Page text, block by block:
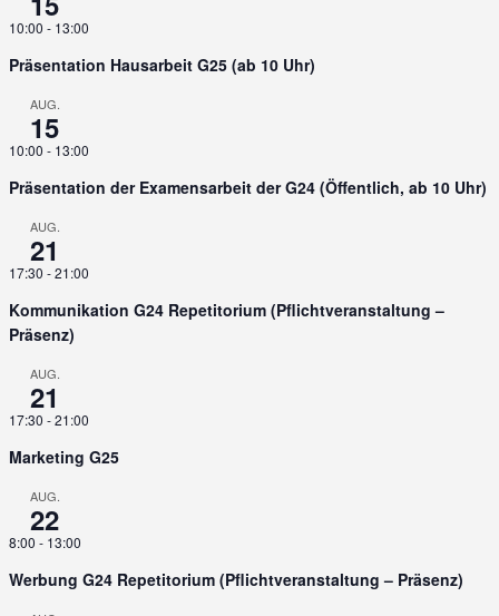
10:00 - 13:00
Präsentation Hausarbeit G25 (ab 10 Uhr)
AUG.
15
10:00 - 13:00
Präsentation der Examensarbeit der G24 (Öffentlich, ab 10 Uhr)
AUG.
21
17:30 -21:00
Kommunikation G24 Repetitorium (Pflichtveranstaltung –
Präsenz)
AUG.
21
17:30 -21:00
Marketing G25
AUG.
22
8:00 - 13:00
Werbung G24 Repetitorium (Pflichtveranstaltung – Präsenz)